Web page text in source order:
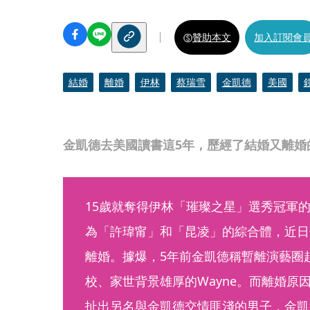
金凱德去美國讀書這5年，歷經了結婚又離
贊助本文 加入訂閱會
結婚 離婚 伊林 蔡瑞雪 金凱德 美國
15歲就奪得伊林「璀璨之星」選秀冠軍
為「許瑋甯」和「昆凌」的綜合體，近
離婚。據爆，5年前金凱德稱暫離演藝
校、家世背景雄厚的Wayne。而離婚原
扯出另名與金凱德交情匪淺的男子，金